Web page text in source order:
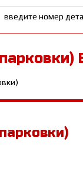
введите номер